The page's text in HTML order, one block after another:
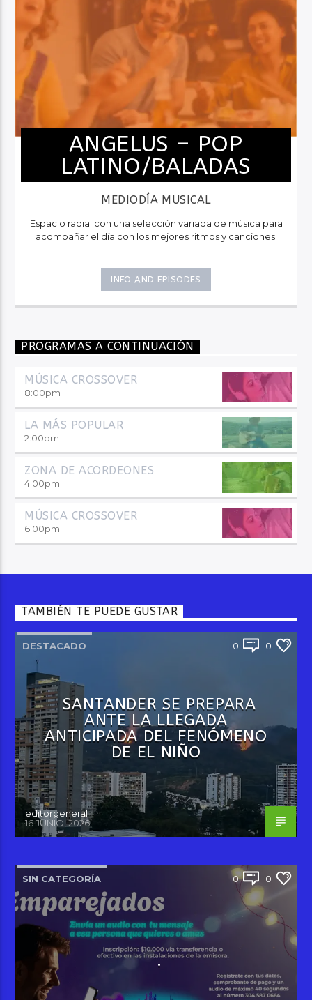
ANGELUS – POP
LATINO/BALADAS
MEDIODÍA MUSICAL
Espacio radial con una selección variada de música para
acompañar el día con los mejores ritmos y canciones.
INFO AND EPISODES
PROGRAMAS A CONTINUACIÓN
MÚSICA CROSSOVER
8:00pm
LA MÁS POPULAR
2:00pm
ZONA DE ACORDEONES
4:00pm
MÚSICA CROSSOVER
6:00pm
TAMBIÉN TE PUEDE GUSTAR
DESTACADO 0 0
SANTANDER SE PREPARA
ANTE LA LLEGADA
ANTICIPADA DEL FENÓMENO
DE EL NIÑO
editorgeneral
16 JUNIO, 2026
SIN CATEGORÍA 0 0
.